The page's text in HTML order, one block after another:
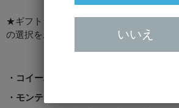
★ギフトラッピングをご希望の場合は、
の選択をお願いします。
・コイーバ シグロ I
・モンテクリスト エドゥムンド
いいえ